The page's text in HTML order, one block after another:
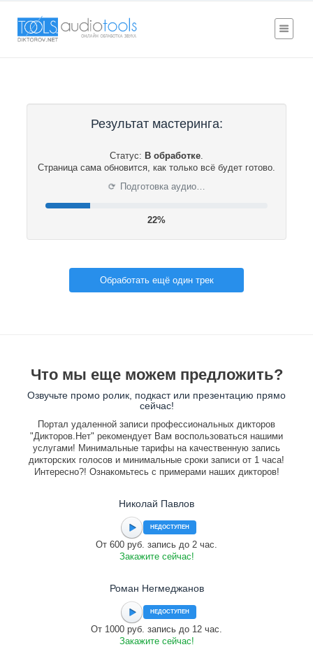
Результат мастеринга:
Статус: В обработке.
Страница сама обновится, как только всё будет готово.
⟳ Подготовка аудио…
22%
Обработать ещё один трек
Что мы еще можем предложить?
Озвучьте промо ролик, подкаст или презентацию прямо
сейчас!
Портал удаленной записи профессиональных дикторов
"Дикторов.Нет" рекомендует Вам воспользоваться нашими
услугами! Минимальные тарифы на качественную запись
дикторских голосов и минимальные сроки записи от 1 часа!
Интересно?! Ознакомьтесь с примерами наших дикторов!
Николай Павлов
НЕДОСТУПЕН
От 600 руб. запись до 2 час.
Закажите сейчас!
Роман Негмеджанов
НЕДОСТУПЕН
От 1000 руб. запись до 12 час.
Закажите сейчас!